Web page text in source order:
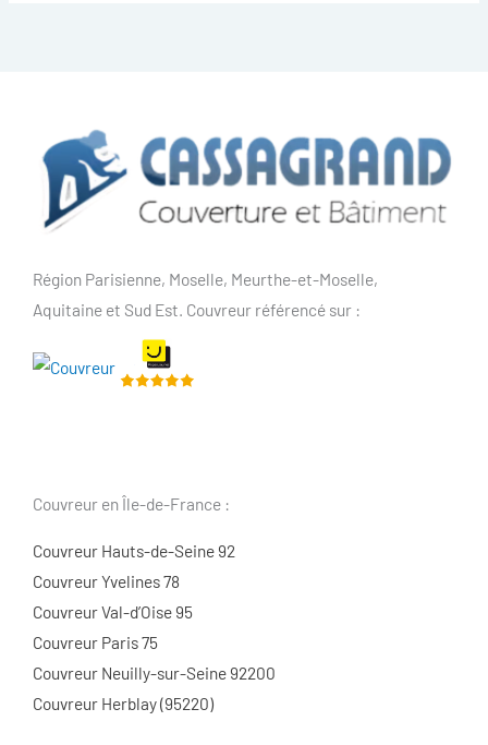
Région Parisienne, Moselle, Meurthe-et-Moselle,
Aquitaine et Sud Est. Couvreur référencé sur :
Couvreur en Île-de-France :
Couvreur Hauts-de-Seine 92
Couvreur Yvelines 78
Couvreur Val-d’Oise 95
Couvreur Paris 75
Couvreur Neuilly-sur-Seine 92200
Couvreur Herblay (95220)